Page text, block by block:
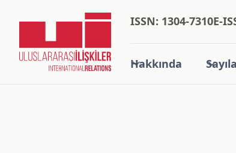
Hakkında
ISSN: 1304-7310E-